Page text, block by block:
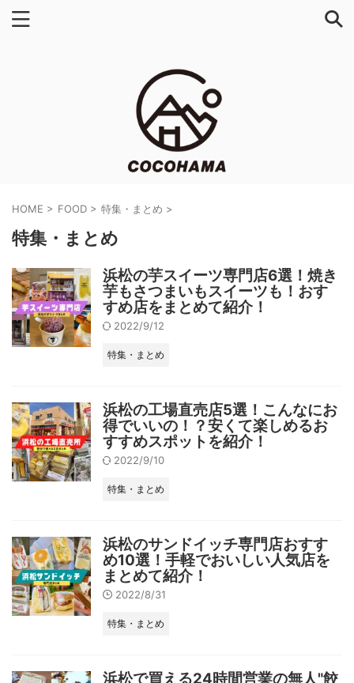
HOME > FOOD > 特集・まとめ >
特集・まとめ
浜松の芋スイーツ専門店6選！焼き
芋もさつまいもスイーツも！おす
すめ店をまとめて紹介！
2022/9/12
特集・まとめ
浜松の工場直売店5選！こんなにお
得でいいの！？安くて楽しめるお
すすめスポットを紹介！
2022/9/10
特集・まとめ
浜松のサンドイッチ専門店おすす
め10選！手軽でおいしい人気店を
まとめて紹介！
2022/8/31
特集・まとめ
浜松で買える24時間営業の無人"餃